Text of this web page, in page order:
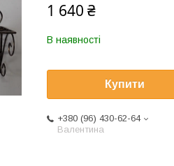
1 640 ₴
В наявності
Купити
+380 (96) 430-62-64
Валентина